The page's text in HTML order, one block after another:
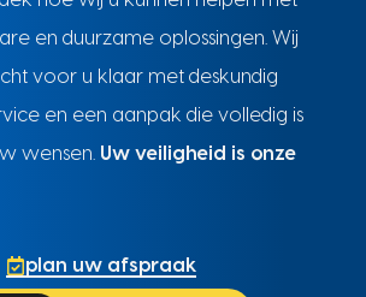
en duurzame oplossingen. Wij
voor u klaar met deskundig
en een aanpak die volledig is
wensen. Uw veiligheid is onze
plan uw afspraak